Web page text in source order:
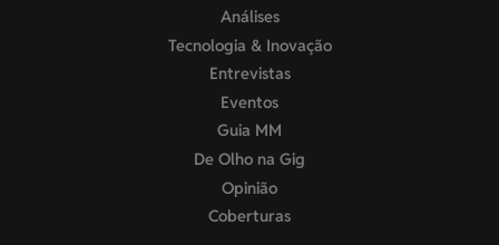
Análises
Tecnologia & Inovação
Entrevistas
Eventos
Guia MM
De Olho na Gig
Opinião
Coberturas